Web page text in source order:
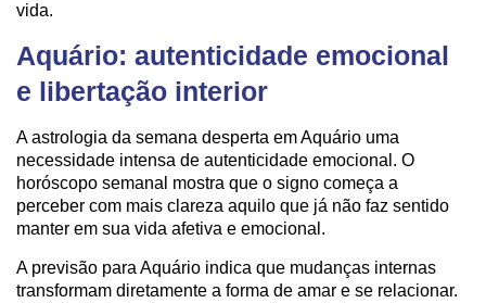
vida.
Aquário: autenticidade emocional
e libertação interior
A astrologia da semana desperta em Aquário uma
necessidade intensa de autenticidade emocional. O
horóscopo semanal mostra que o signo começa a
perceber com mais clareza aquilo que já não faz sentido
manter em sua vida afetiva e emocional.
A previsão para Aquário indica que mudanças internas
transformam diretamente a forma de amar e se relacionar.